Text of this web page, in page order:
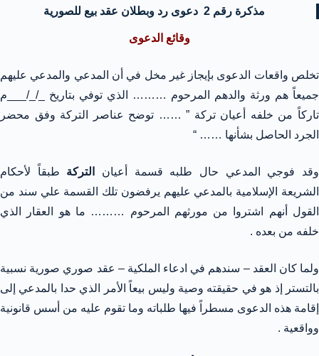
مذكرة رقم 2 دعوى رد وبطلان عقد بيع للصورية
وقائع الدعوى
تخلص واقعات الدعوى بإيجاز غير مخل في أن المدعي والمدعي عليهم
جميعاً هم ورثة والدهم المرحوم ……… الذي توفي بتاريخ _/_/___م
تاركاً من خلفه أعيان تركة ” …… توضح عناصر التركة وفق محضر
الجرد الحاصل بشأنها …… “
وقد فوجي المدعي حال طلبه قسمة أعيان التركة طبقاً لأحكام
الشريعة الإسلامية بالمدعي عليهم يرفضون تلك القسمة علي سند من
القول أنهم اشتروا من مورثهم المرحوم ……… ما هو العقار الذي
خلفه من بعده .
ولما كان العقد – سندهم في ادعاء الملكية – عقد صوري صورية نسبية
بالتستر إذ هو في حقيقته وصية وليس بيعاً الأمر الذي حدا بالمدعي إلى
إقامة هذه الدعوى مسطراً فيها طلباته وما تقوم عليه من أسس قانونية
وواقعية .